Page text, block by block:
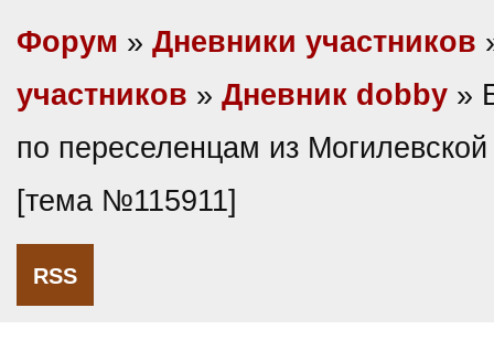
Форум » Дневники участников
участников » Дневник dobby »
по переселенцам из Могилевской
[тема №115911]
RSS